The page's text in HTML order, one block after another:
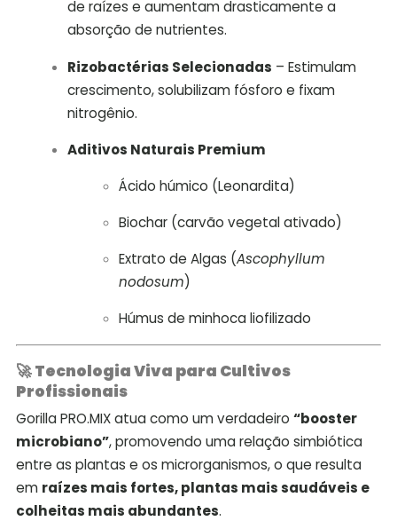
de raízes e aumentam drasticamente a
absorção de nutrientes.
Rizobactérias Selecionadas – Estimulam
crescimento, solubilizam fósforo e fixam
nitrogênio.
Aditivos Naturais Premium
Ácido húmico (Leonardita)
Biochar (carvão vegetal ativado)
Extrato de Algas (Ascophyllum
nodosum)
Húmus de minhoca liofilizado
🚀Tecnologia Viva para Cultivos
Profissionais
Gorilla PRO.MIX atua como um verdadeiro “booster
microbiano”, promovendo uma relação simbiótica
entre as plantas e os microrganismos, o que resulta
em raízes mais fortes, plantas mais saudáveis e
colheitas mais abundantes.